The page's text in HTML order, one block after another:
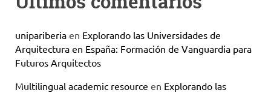
unipariberia en Explorando las Universidades de
Arquitectura en España: Formación de Vanguardia para
Futuros Arquitectos
Multilingual academic resource en Explorando las